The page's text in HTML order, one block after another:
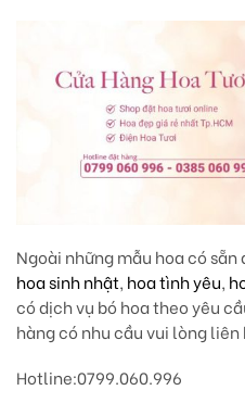
Ngoài những mẫu hoa có
hoa sinh nhật, hoa tình yêu,
có dịch vụ bó hoa theo yêu
hàng có nhu cầu vui lòng liên
Hotline:0799.060.996